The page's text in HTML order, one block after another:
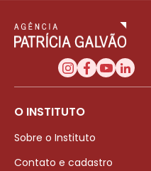
O INSTITUTO
Sobre o Instituto
Contato e cadastro